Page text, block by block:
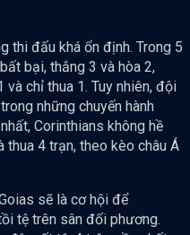
thi đấu khá ổn định. Trong 5
bại, thắng 3 và hòa 2,
chỉ thua 1. Tuy nhiên, đội
những chuyến hành
Corinthians không hề
thua 4 trạn, theo kèo châu Á
sẽ là cơ hội để
tệ trên sân đối phương.